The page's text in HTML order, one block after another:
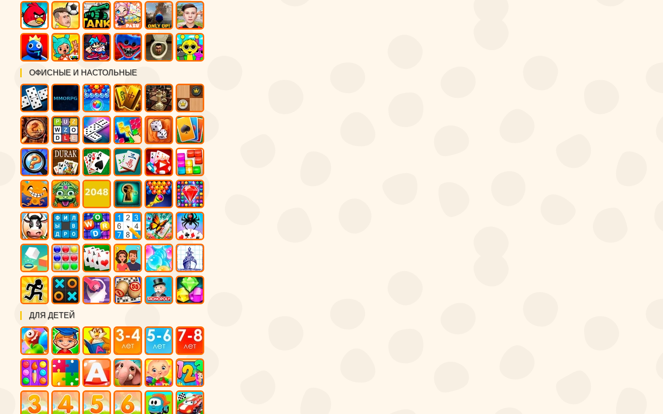
ОФИСНЫЕ И НАСТОЛЬНЫЕ
ДЛЯ ДЕТЕЙ